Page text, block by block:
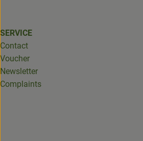
SERVICE
Contact
Voucher
Newsletter
Complaints